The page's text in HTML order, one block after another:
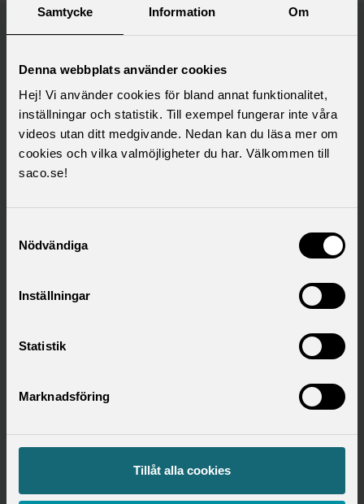
Samtycke Information Om
Denna webbplats använder cookies
Hej! Vi använder cookies för bland annat funktionalitet,
inställningar och statistik. Till exempel fungerar inte våra
videos utan ditt medgivande. Nedan kan du läsa mer om
cookies och vilka valmöjligheter du har. Välkommen till
saco.se!
Nödvändiga
Inställningar
Statistik
Marknadsföring
Tillåt alla cookies
akademikerförbund
Hitta ditt förbund